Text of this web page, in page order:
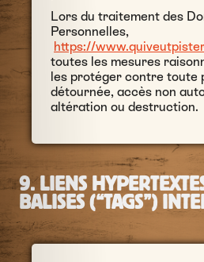
Lors du traitement des
Personnelles,
https://
toutes les mesures
les protéger contre toute
détournée, accès non
altération ou destruction.
9. LIENS
BALISES (“TAGS”)